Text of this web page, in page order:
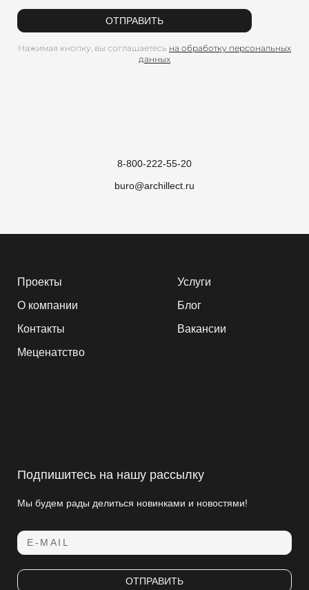
8-800-222-55-20
buro@archillect.ru
ОТПРАВИТЬ
Нажимая кнопку, вы соглашаетесь на обработку персональных
данных
Подпишитесь на нашу рассылку
Мы будем рады делиться новинками и новостями!
E-MAIL
ОТПРАВИТЬ
Проекты
Услуги
О компании
Блог
Контакты
Вакансии
Меценатство